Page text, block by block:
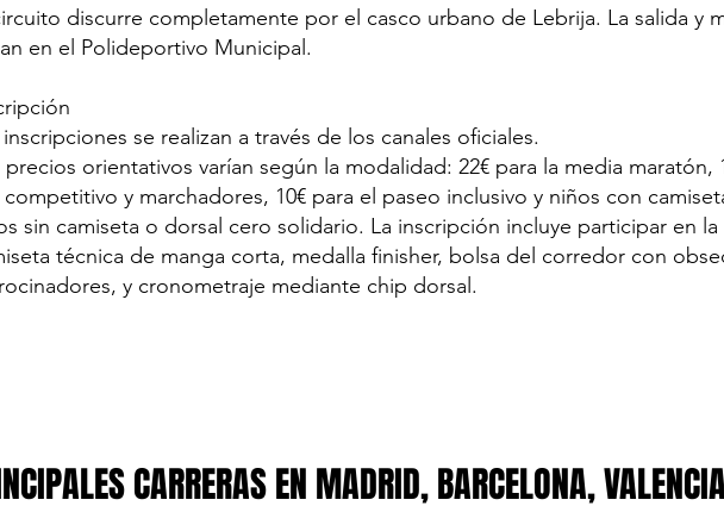
discurre completamente por el casco urbano de Lebrija. La salida y
en el Polideportivo Municipal.
inscripciones se realizan a través de los canales oficiales.
precios orientativos varían según la modalidad: 22€ para la media maratón,
competitivo y marchadores, 10€ para el paseo inclusivo y niños con
sin camiseta o dorsal cero solidario. La inscripción incluye participar en
técnica de manga corta, medalla finisher, bolsa del corredor con
y cronometraje mediante chip dorsal.
CARRERAS EN MADRID, BARCELONA,